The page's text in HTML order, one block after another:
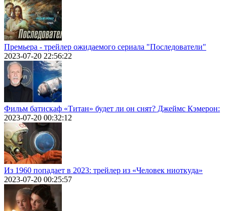
Премьера - трейлер ожидаемого сериала "Последователи"
2023-07-20 22:56:22
Фильм батискаф «Титан» будет ли он снят? Джеймс Кэмерон:
2023-07-20 00:32:12
Из 1960 попадает в 2023: трейлер из «Человек ниоткуда»
2023-07-20 00:25:57